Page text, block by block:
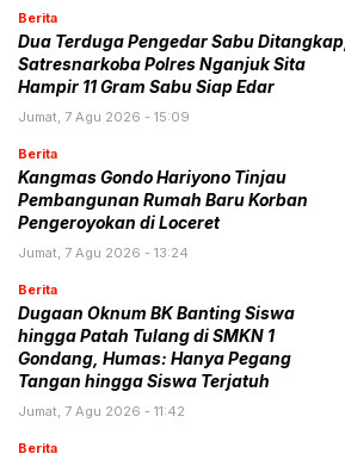
Berita
Dua Terduga Pengedar Sabu Ditangkap,
Satresnarkoba Polres Nganjuk Sita
Hampir 11 Gram Sabu Siap Edar
Jumat, 7 Agu 2026 - 15:09
Berita
Kangmas Gondo Hariyono Tinjau
Pembangunan Rumah Baru Korban
Pengeroyokan di Loceret
Jumat, 7 Agu 2026 - 13:24
Berita
Dugaan Oknum BK Banting Siswa
hingga Patah Tulang di SMKN 1
Gondang, Humas: Hanya Pegang
Tangan hingga Siswa Terjatuh
Jumat, 7 Agu 2026 - 11:42
Berita